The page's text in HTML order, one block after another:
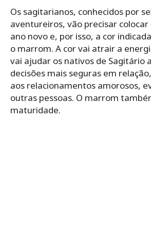
Os sagitarianos, conhecidos por
aventureiros, vão precisar colocar
ano novo e, por isso, a cor
o marrom. A cor vai atrair a
vai ajudar os nativos de Sagitário
decisões mais seguras em
aos relacionamentos amorosos,
outras pessoas. O marrom
maturidade.